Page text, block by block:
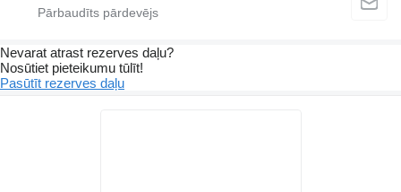
Nevarat atrast rezerves daļu?
Nosūtiet pieteikumu tūlīt!
Pasūtīt rezerves daļu